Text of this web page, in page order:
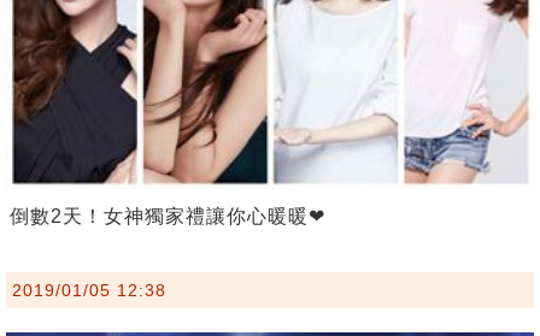
倒數2天！女神獨家禮讓你心暖暖❤
2019/01/05 12:38